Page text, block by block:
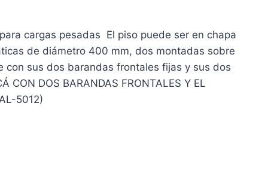
cargas pesadas El piso puede ser en chapa
de diámetro 400 mm, dos montadas sobre
sus dos barandas frontales fijas y sus dos
CON DOS BARANDAS FRONTALES Y EL
5012)